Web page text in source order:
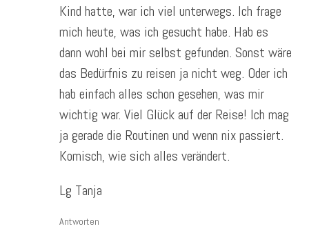
Kind hatte, war ich viel unterwegs. Ich frage
mich heute, was ich gesucht habe. Hab es
dann wohl bei mir selbst gefunden. Sonst wäre
das Bedürfnis zu reisen ja nicht weg. Oder ich
hab einfach alles schon gesehen, was mir
wichtig war. Viel Glück auf der Reise! Ich mag
ja gerade die Routinen und wenn nix passiert.
Komisch, wie sich alles verändert.
Lg Tanja
Antworten